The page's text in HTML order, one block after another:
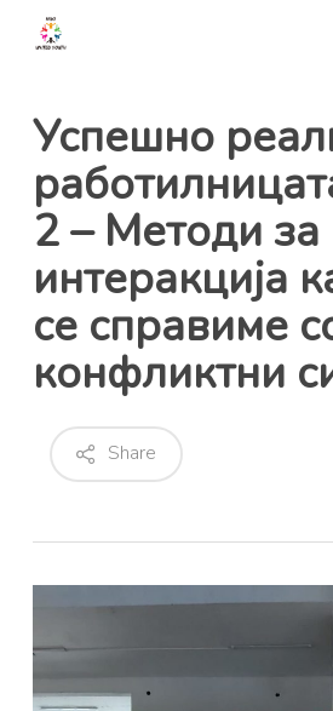
contentУспешно
2 – Методи за
интеракција
се справиме
конфликтни
Share